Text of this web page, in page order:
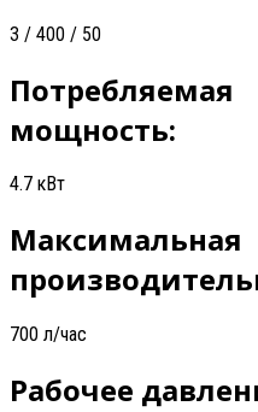
3 / 400 / 50
Потребляемая
мощность:
4.7 кВт
Максимальная
700 л/час
Рабочее